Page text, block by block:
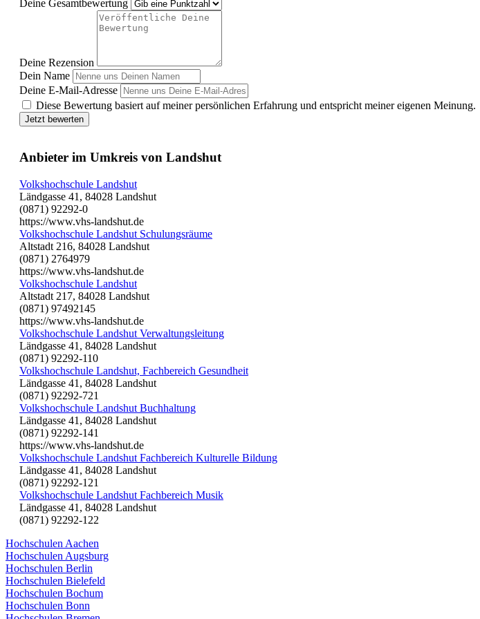
Deine Gesamtbewertung
Deine Rezension
Dein Name
Deine E-Mail-Adresse
Diese Bewertung basiert auf meiner persönlichen Erfahrung und entspricht meiner eigenen Meinung.
Jetzt bewerten
Anbieter im Umkreis von Landshut
Volkshochschule Landshut
Ländgasse 41, 84028 Landshut
(0871) 92292-0
https://www.vhs-landshut.de
Volkshochschule Landshut Schulungsräume
Altstadt 216, 84028 Landshut
(0871) 2764979
https://www.vhs-landshut.de
Volkshochschule Landshut
Altstadt 217, 84028 Landshut
(0871) 97492145
https://www.vhs-landshut.de
Volkshochschule Landshut Verwaltungsleitung
Ländgasse 41, 84028 Landshut
(0871) 92292-110
Volkshochschule Landshut, Fachbereich Gesundheit
Ländgasse 41, 84028 Landshut
(0871) 92292-721
Volkshochschule Landshut Buchhaltung
Ländgasse 41, 84028 Landshut
(0871) 92292-141
https://www.vhs-landshut.de
Volkshochschule Landshut Fachbereich Kulturelle Bildung
Ländgasse 41, 84028 Landshut
(0871) 92292-121
Volkshochschule Landshut Fachbereich Musik
Ländgasse 41, 84028 Landshut
(0871) 92292-122
Hochschulen Aachen
Hochschulen Augsburg
Hochschulen Berlin
Hochschulen Bielefeld
Hochschulen Bochum
Hochschulen Bonn